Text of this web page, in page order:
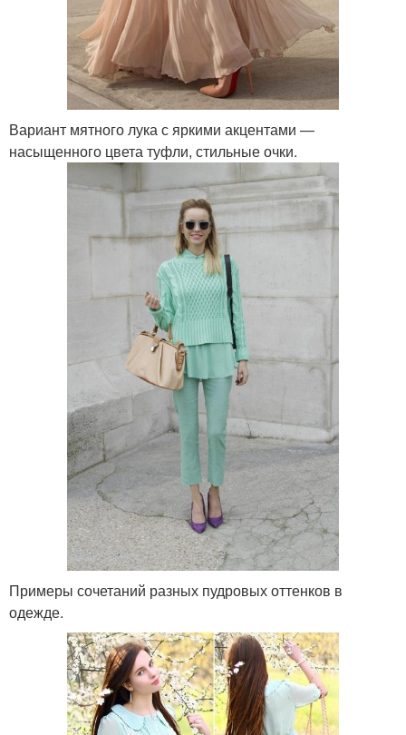
Вариант мятного лука с яркими акцентами —
насыщенного цвета туфли, стильные очки.
Примеры сочетаний разных пудровых оттенков в
одежде.